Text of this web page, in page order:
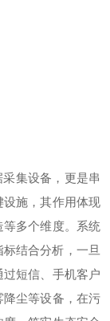
集设备，更是串
施，其作用体现
多个维度。系统
结合分析，一旦
短信、手机客户
尘等设备，在污